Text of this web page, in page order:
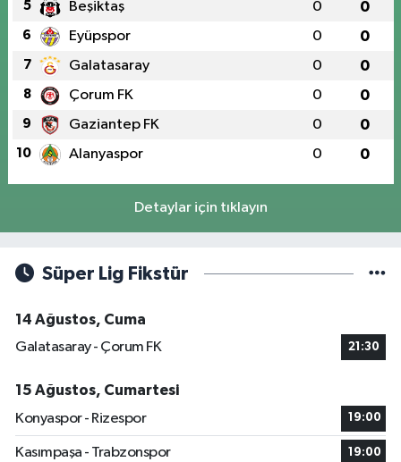
5 Beşiktaş 0 0
6 Eyüpspor 0 0
7 Galatasaray 0 0
8 Çorum FK 0 0
9 Gaziantep FK 0 0
10 Alanyaspor 0 0
Detaylar için tıklayın
Süper Lig Fikstür
14 Ağustos, Cuma
Galatasaray - Çorum FK
21:30
15 Ağustos, Cumartesi
Konyaspor - Rizespor
19:00
Kasımpaşa - Trabzonspor 19:00